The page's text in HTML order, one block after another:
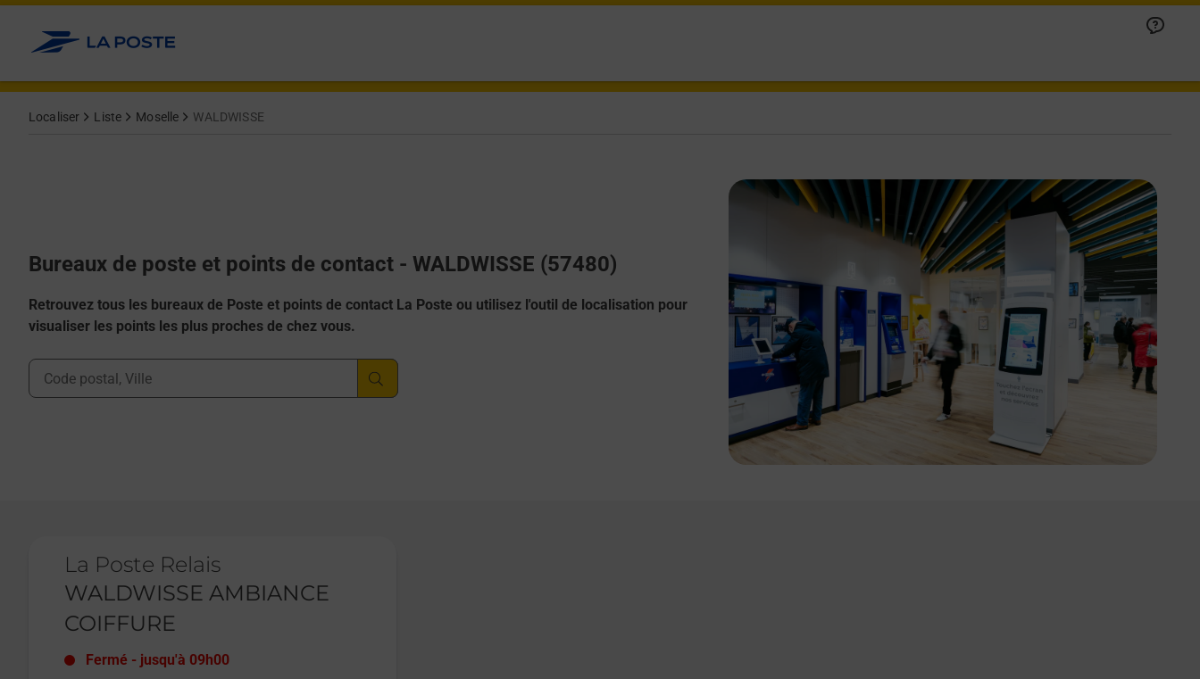
Allez au contenu
Localiser Liste Moselle WALDWISSE
Bureaux de poste et points de contact - WALDWISSE (57480)
Retrouvez tous les bureaux de Poste et points de contact La Poste ou utilisez l'outil de localisation pour
visualiser les points les plus proches de chez vous.
Ville, Département, Code Postal
La Poste Relais
WALDWISSE AMBIANCE
COIFFURE
Fermé - jusqu'à 09h00
Afficher ou masquer la réponse
Afficher ou masquer la réponse
Afficher ou masquer la réponse
Afficher ou masquer la réponse
Afficher ou masquer la réponse